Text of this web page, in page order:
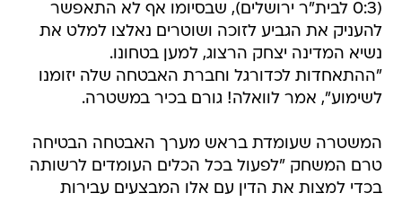
(0:3 לבית"ר ירושלים), שבסיומו אף לא התאפשר
להעניק את הגביע לזוכה ושוטרים נאלצו למלט את
נשיא המדינה יצחק הרצוג, למען בטחונו.
"ההתאחדות לכדורגל וחברת האבטחה שלה יזומנו
לשימוע", אמר לוואלה! גורם בכיר במשטרה.
המשטרה שעומדת בראש מערך האבטחה הבטיחה
טרם המשחק "לפעול בכל הכלים העומדים לרשותה
בכדי למצות את הדין עם אלו המבצעים עבירות